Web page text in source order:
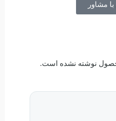
مشاور
نوشته نشده است.